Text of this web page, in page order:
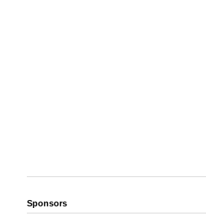
Sponsors